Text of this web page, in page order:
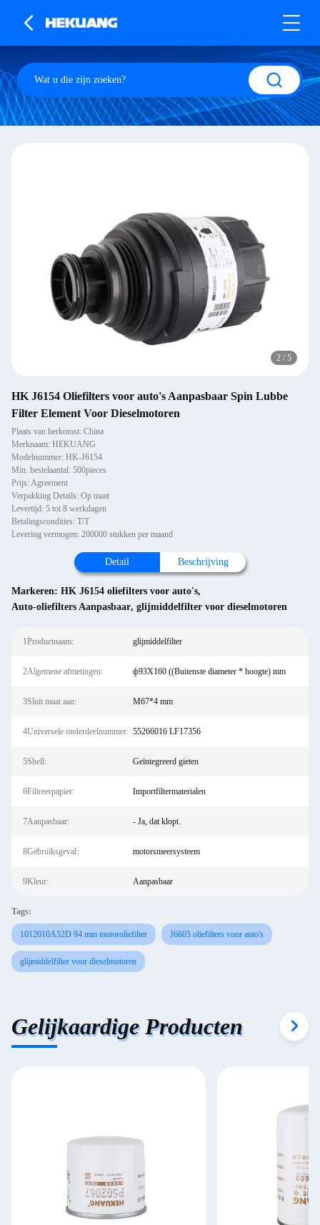
2 / 5
HK J6154 Oliefilters voor auto's Aanpasbaar Spin Lubbe
Filter Element Voor Dieselmotoren
Plaats van herkomst: China
Merknaam: HEKUANG
Modelnummer: HK-J6154
Min. bestelaantal: 500pieces
Prijs: Agreement
Verpakking Details: Op maat
Levertijd: 5 tot 8 werkdagen
Betalingscondities: T/T
Levering vermogen: 200000 stukken per maand
Detail Beschrijving
Markeren: HK J6154 oliefilters voor auto's,
Auto-oliefilters Aanpasbaar, glijmiddelfilter voor dieselmotoren
1Productnaam: glijmiddelfilter
2Algemene afmetingen: ф93X160 ((Buitenste diameter * hoogte) mm
3Sluit maat aan: M67*4 mm
4Universele onderdeelnummer: 55266016 LF17356
5Shell: Geïntegreerd gieten
6Filtreerpapier: Importfiltermaterialen
7Aanpasbaar: - Ja, dat klopt.
8Gebruiksgeval: motorsmeersysteem
9Kleur: Aanpasbaar
Tags:
1012010A52D 94 mm motoroliefilter J6605 oliefilters voor auto's
glijmiddelfilter voor dieselmotoren
Gelijkaardige Producten